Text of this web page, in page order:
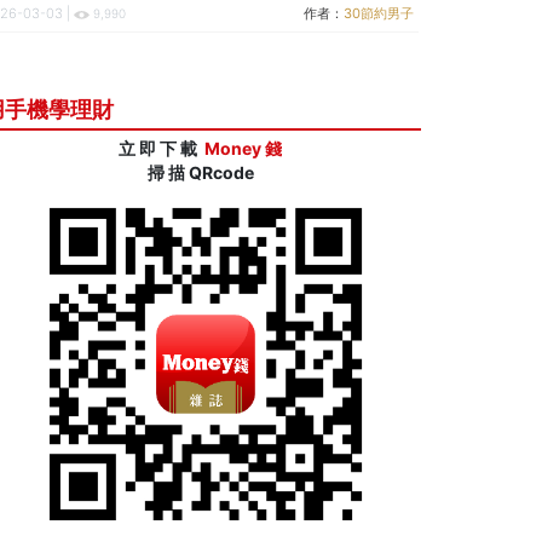
03-03 | 9,990 作者： 30節約男子
手機學理財
立 即 下 載 Money 錢
掃 描 QRcode